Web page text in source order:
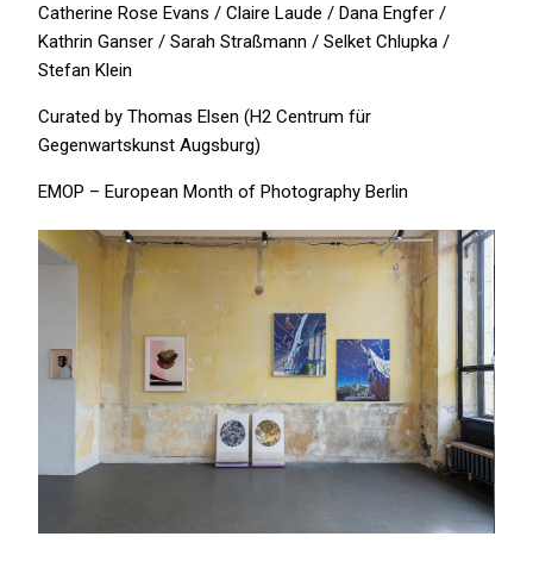
Catherine Rose Evans / Claire Laude / Dana Engfer /
Kathrin Ganser / Sarah Straßmann / Selket Chlupka /
Stefan Klein
Curated by Thomas Elsen (H2 Centrum für
Gegenwartskunst Augsburg)
EMOP – European Month of Photography Berlin